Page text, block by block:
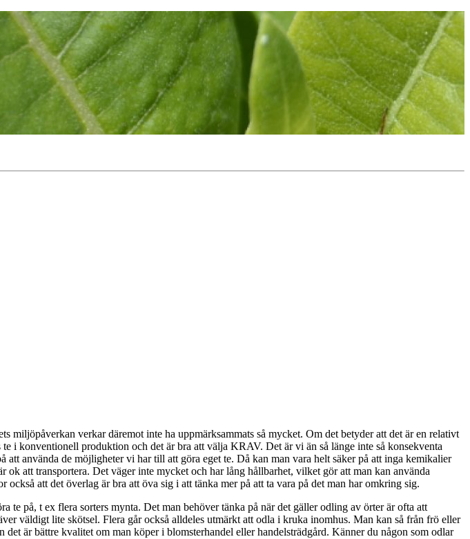
miljöpåverkan verkar däremot inte ha uppmärksammats så mycket. Om det betyder att det är en relativt
i konventionell produktion och det är bra att välja KRAV. Det är vi än så länge inte så konsekventa
använda de möjligheter vi har till att göra eget te. Då kan man vara helt säker på att inga kemikalier
att transportera. Det väger inte mycket och har lång hållbarhet, vilket gör att man kan använda
att det överlag är bra att öva sig i att tänka mer på att ta vara på det man har omkring sig.
te på, t ex flera sorters mynta. Det man behöver tänka på när det gäller odling av örter är ofta att
väldigt lite skötsel. Flera går också alldeles utmärkt att odla i kruka inomhus. Man kan så från frö eller
är bättre kvalitet om man köper i blomsterhandel eller handelsträdgård. Känner du någon som odlar